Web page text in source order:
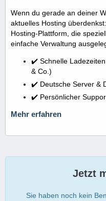
Wenn du gerade an deiner
aktuelles Hosting
Hosting-Plattform, die
einfache Verwaltung
✔️ Schnelle
& Co.)
✔️ Deutsche Server &
✔️ Persönlicher
Mehr erfahren
Jetzt
Sie haben noch kein